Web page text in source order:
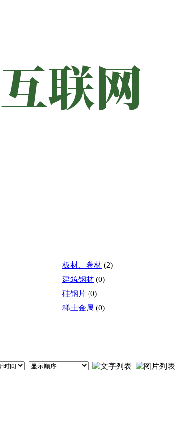
板材、卷材 (2)
建筑钢材 (0)
硅钢片 (0)
稀土金属 (0)